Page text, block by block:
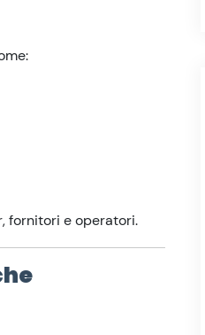
fornitori e operatori.